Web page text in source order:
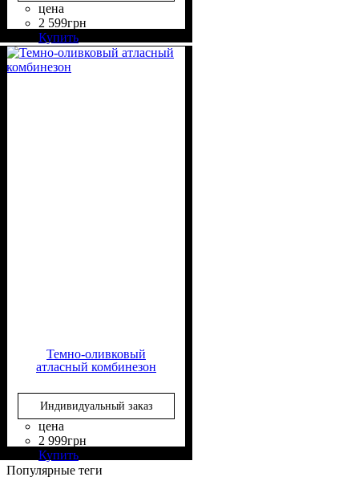
цена
2 599грн
Купить
Состав ткани
5% Эластан
Крой: прямой, свободный
Длина: в пол
Стиль: casual
Темно-оливковый
атласный комбинезон
Индивидуальный заказ
цена
2 999грн
Купить
Состав ткани
Вискоза, 40% Полиэстер
Крой: приталенный
Длина: в пол
Стиль: casual
Популярные теги